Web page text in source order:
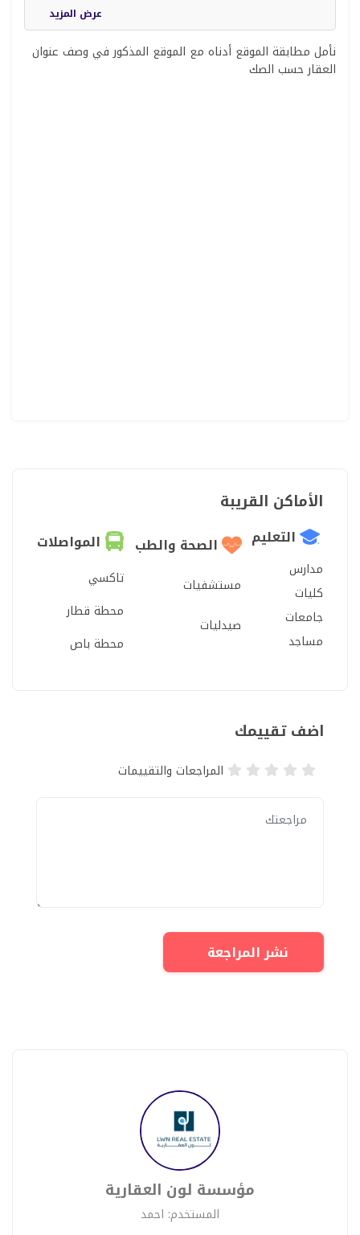
عرض المزيد
نأمل مطابقة الموقع أدناه مع الموقع المذكور في وصف عنوان
العقار حسب الصك
الأماكن القريبة
التعليم
مدارس
كليات
جامعات
مساجد
الصحة والطب
مستشفيات
صيدليات
المواصلات
تاكسي
محطة قطار
محطة باص
اضف تقييمك
المراجعات والتقييمات
نشر المراجعة
مؤسسة لون العقارية
المستخدم: احمد